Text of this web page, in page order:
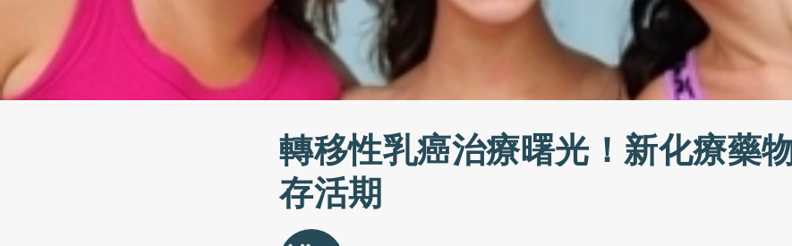
轉移性乳癌治療曙光！新化療藥
存活期